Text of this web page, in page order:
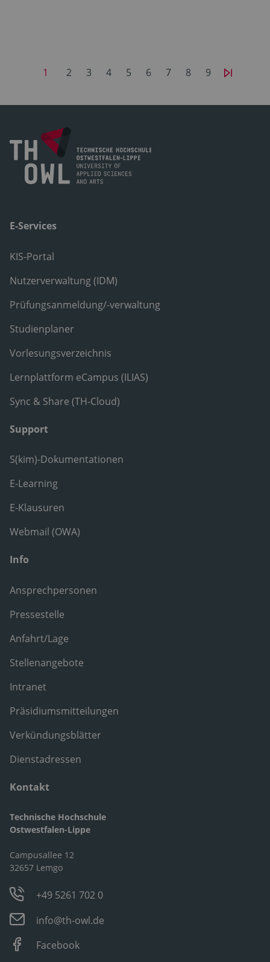
1 2 3 4 5 6 7 8 9
E-Services
KIS-Portal
Nutzerverwaltung (IDM)
Prüfungsanmeldung/-verwaltung
Studienplaner
Vorlesungsverzeichnis
Lernplattform eCampus (ILIAS)
Sync & Share (TH-Cloud)
Support
S(kim)-Dokumentationen
E-Learning
E-Klausuren
Webmail (OWA)
Info
Ansprechpersonen
Pressestelle
Anfahrt/Lage
Stellenangebote
Intranet
Präsidiumsmitteilungen
Verkündungsblätter
Dienstadressen
Kontakt
Technische Hochschule
Ostwestfalen-Lippe
Campusallee 12
32657 Lemgo
+49 5261 702 0
info@th-owl.de
Facebook